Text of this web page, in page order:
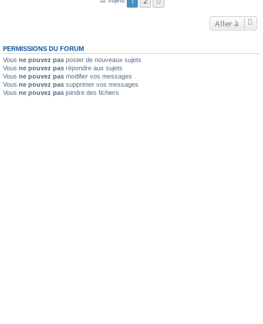
Aller à
PERMISSIONS DU FORUM
Vous ne pouvez pas poster de nouveaux sujets
Vous ne pouvez pas répondre aux sujets
Vous ne pouvez pas modifier vos messages
Vous ne pouvez pas supprimer vos messages
Vous ne pouvez pas joindre des fichiers